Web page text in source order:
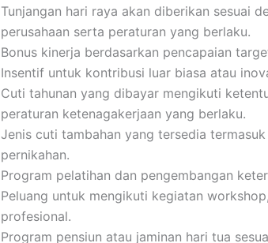
Tunjangan hari raya akan diberikan sesuai
perusahaan serta peraturan yang berlaku.
Bonus kinerja berdasarkan pencapaian
Insentif untuk kontribusi luar biasa atau
Cuti tahunan yang dibayar mengikuti
peraturan ketenagakerjaan yang berlaku.
Jenis cuti tambahan yang tersedia
pernikahan.
Program pelatihan dan pengembangan
Peluang untuk mengikuti kegiatan
profesional.
Program pensiun atau jaminan hari tua